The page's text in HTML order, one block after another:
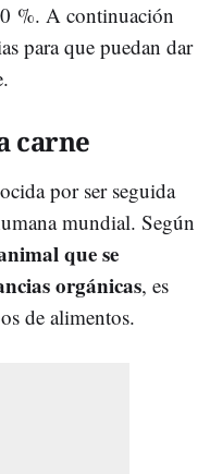
%. A continuación
para que puedan dar
carne
por ser seguida
mundial. Según
que se
orgánicas, es
de alimentos.